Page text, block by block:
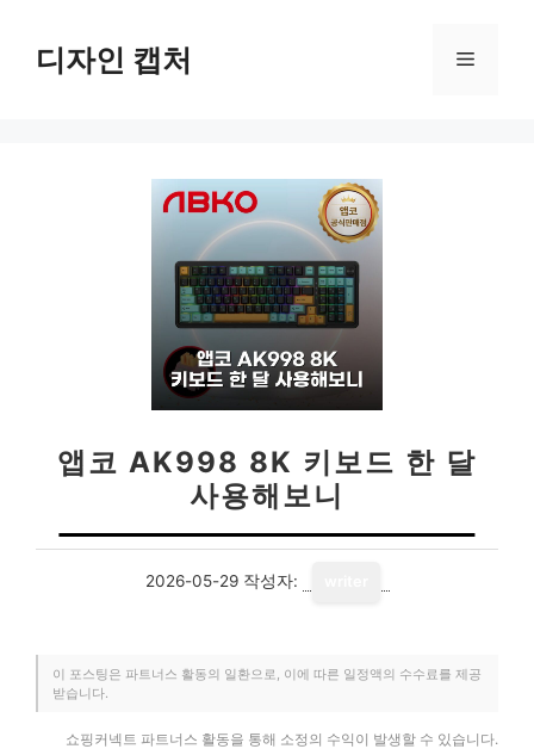
디자인 캡처 메
앱코 AK998 8K 키보드 한 달
사용해보니
2026-05-29 작성자:
이 포스팅은 파트너스 활동의 일환으로, 이에 따른 일정액의 수수료를 제공
받습니다.
쇼핑커넥트 파트너스 활동을 통해 소정의 수익이 발생할 수 있습니다.